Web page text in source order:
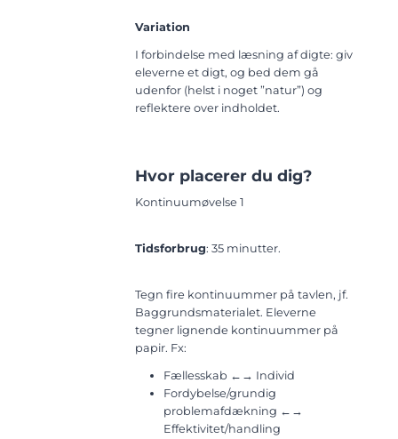
Variation
I forbindelse med læsning af digte: giv
eleverne et digt, og bed dem gå
udenfor (helst i noget ”natur”) og
reflektere over indholdet.
Hvor placerer du dig?
Kontinuumøvelse 1
Tidsforbrug: 35 minutter.
Tegn fire kontinuummer på tavlen, jf.
Baggrundsmaterialet. Eleverne
tegner lignende kontinuummer på
papir. Fx:
Fællesskab ←→ Individ
Fordybelse/grundig
problemafdækning ←→
Effektivitet/handling